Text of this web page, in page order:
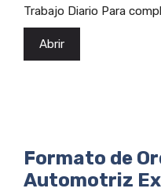
Trabajo Diario Para
Abrir
Formato de
Automotriz